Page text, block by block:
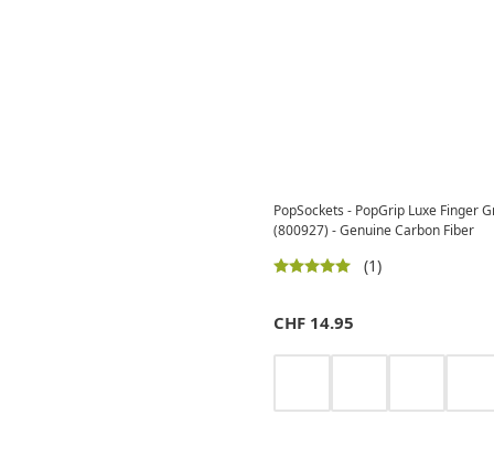
PopSockets - PopGrip Luxe Finger
(800927) - Genuine Carbon Fiber
(1)
CHF 14.95